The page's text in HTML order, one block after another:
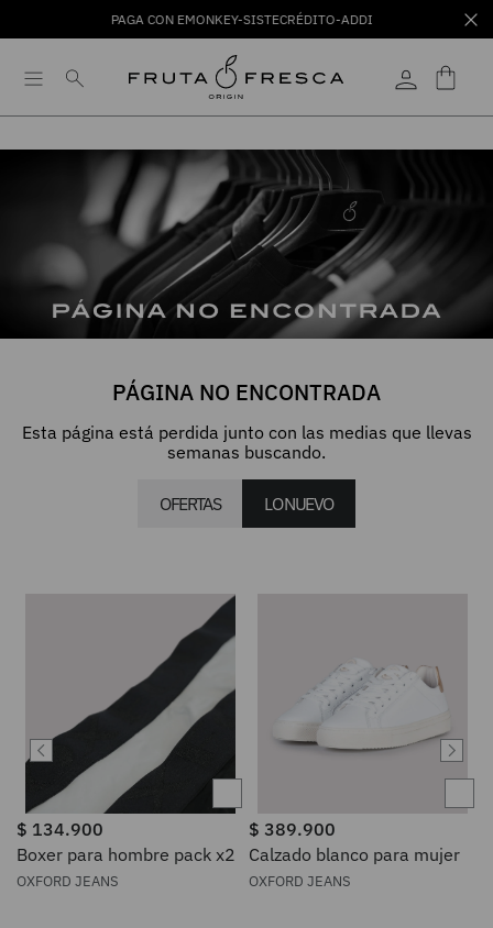
PAGA CON EMONKEY-SISTECRÉDITO-ADDI
PÁGINA NO ENCONTRADA
Esta página está perdida junto con las medias que llevas
semanas buscando.
OFERTAS LO NUEVO
$ 134.900
Boxer para hombre pack x2
OXFORD JEANS
$ 389.900
Calzado blanco para mujer
OXFORD JEANS